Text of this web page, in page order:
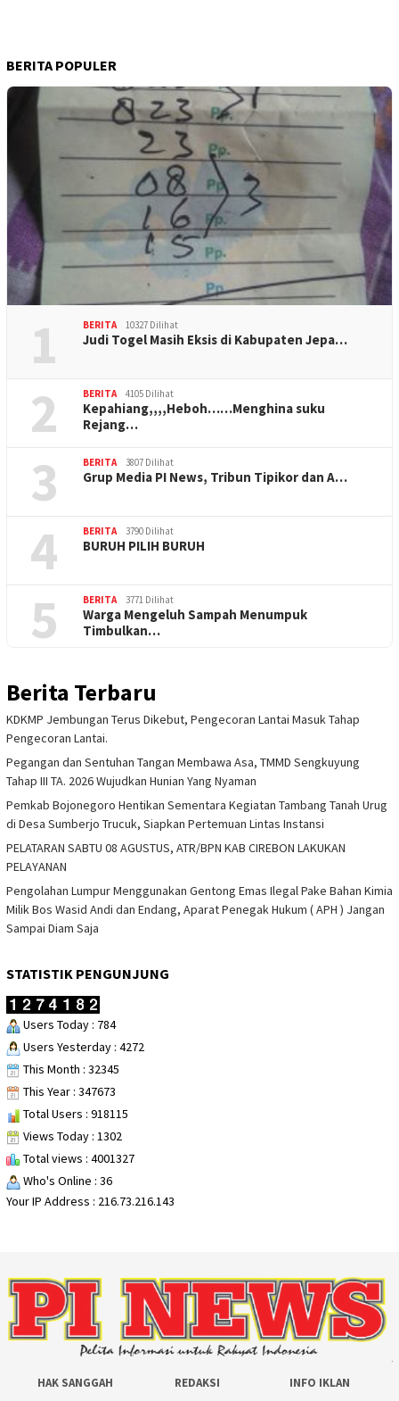
BERITA POPULER
1 BERITA 10327 Dilihat
Judi Togel Masih Eksis di Kabupaten Jepa…
2 BERITA 4105 Dilihat
Kepahiang,,,,Heboh……Menghina suku
Rejang…
3 BERITA 3807 Dilihat
Grup Media PI News, Tribun Tipikor dan A…
4 BERITA 3790 Dilihat
BURUH PILIH BURUH
5 BERITA 3771 Dilihat
Warga Mengeluh Sampah Menumpuk
Timbulkan…
Berita Terbaru
KDKMP Jembungan Terus Dikebut, Pengecoran Lantai Masuk Tahap
Pengecoran Lantai.
Pegangan dan Sentuhan Tangan Membawa Asa, TMMD Sengkuyung
Tahap III TA. 2026 Wujudkan Hunian Yang Nyaman
Pemkab Bojonegoro Hentikan Sementara Kegiatan Tambang Tanah Urug
di Desa Sumberjo Trucuk, Siapkan Pertemuan Lintas Instansi
PELATARAN SABTU 08 AGUSTUS, ATR/BPN KAB CIREBON LAKUKAN
PELAYANAN
Pengolahan Lumpur Menggunakan Gentong Emas Ilegal Pake Bahan Kimia
Milik Bos Wasid Andi dan Endang, Aparat Penegak Hukum ( APH ) Jangan
Sampai Diam Saja
STATISTIK PENGUNJUNG
Users Today : 784
Users Yesterday : 4272
This Month : 32345
This Year : 347673
Total Users : 918115
Views Today : 1302
Total views : 4001327
Who's Online : 36
Your IP Address : 216.73.216.143
HAK SANGGAH REDAKSI INFO IKLAN